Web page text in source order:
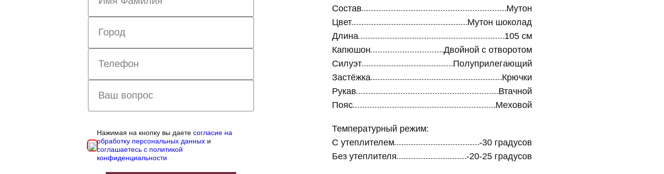
Нажимая на кнопку вы даетесогласие на
обработку персональных данных и
соглашаетесь с политикой
конфиденциальности
Состав
Мутон
Цвет
Мутон шоколад
Длина
105 см
Капюшон
Двойной с отворотом
Силуэт
Полуприлегающий
Застёжка
Крючки
Рукав
Втачной
Пояс
Меховой
Температурный режим:
С утеплителем
-30 градусов
Без утеплителя
-20-25 градусов